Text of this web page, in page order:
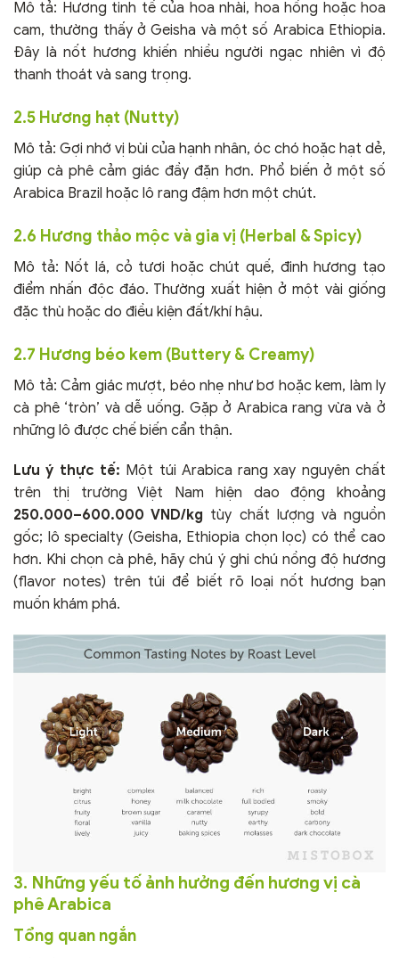
Mô tả: Hương tinh tế của hoa nhài, hoa hồng hoặc hoa
cam, thường thấy ở Geisha và một số Arabica Ethiopia.
Đây là nốt hương khiến nhiều người ngạc nhiên vì độ
thanh thoát và sang trọng.
2.5 Hương hạt (Nutty)
Mô tả: Gợi nhớ vị bùi của hạnh nhân, óc chó hoặc hạt dẻ,
giúp cà phê cảm giác đầy đặn hơn. Phổ biến ở một số
Arabica Brazil hoặc lô rang đậm hơn một chút.
2.6 Hương thảo mộc và gia vị (Herbal & Spicy)
Mô tả: Nốt lá, cỏ tươi hoặc chút quế, đinh hương tạo
điểm nhấn độc đáo. Thường xuất hiện ở một vài giống
đặc thù hoặc do điều kiện đất/khí hậu.
2.7 Hương béo kem (Buttery & Creamy)
Mô tả: Cảm giác mượt, béo nhẹ như bơ hoặc kem, làm ly
cà phê ‘tròn’ và dễ uống. Gặp ở Arabica rang vừa và ở
những lô được chế biến cẩn thận.
Lưu ý thực tế: Một túi Arabica rang xay nguyên chất
trên thị trường Việt Nam hiện dao động khoảng
250.000–600.000 VND/kg tùy chất lượng và nguồn
gốc; lô specialty (Geisha, Ethiopia chọn lọc) có thể cao
hơn. Khi chọn cà phê, hãy chú ý ghi chú nồng độ hương
(flavor notes) trên túi để biết rõ loại nốt hương bạn
muốn khám phá.
3. Những yếu tố ảnh hưởng đến hương vị cà
phê Arabica
Tổng quan ngắn